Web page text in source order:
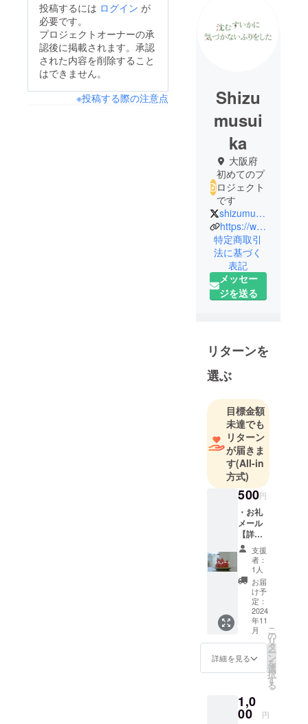
投稿するには ログイン が
必要です。
プロジェクトオーナーの承
認後に掲載されます。承認
された内容を削除すること
はできません。
※投稿する際の注意点
Shizu
musui
ka
大阪府
初めてのプ
ロジェクト
です
shizumusuika
https://www.instagram.com/shizumusuika/
特定商取引
法に基づく
表記
メッセー
ジを送る
リターンを
選ぶ
目標金額
未達でも
リターン
が届きま
す(All-in
方式)
500円
・お礼
メール
【詳
細】 お
礼メー
ル ・監
督の永
田と脚
本の夜
終から
感謝の
気持ち
を込め
たメー
ルを送
らせて
きま
す。
支援
者：
1人
お届
け予
定：
2024
年11
月
詳細を見る
こ
の
リ
タ
ー
ン
を
選
択
す
る
1,0
00 円